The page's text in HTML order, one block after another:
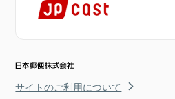
サイトのご利用について